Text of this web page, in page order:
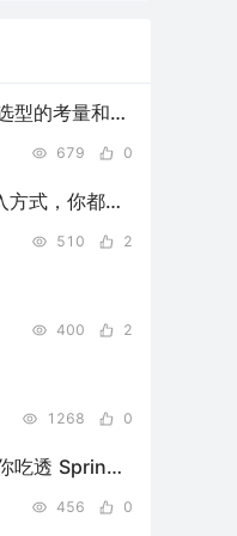
技术方案（开源方案）选型的考量和方法论
679 0
最全的 Spring 依赖注入方式，你都会了吗？
510 2
400 2
1268 0
业务优雅解耦，一文带你吃透 Spring 框架中的事件处理机制
456 0